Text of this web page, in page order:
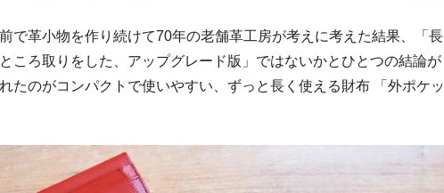
で革小物を作り続けて70年の老舗革工房が考えに考えた結果、「長
ころ取りをした、アップグレード版」ではないかとひとつの結論が
たのがコンパクトで使いやすい、ずっと長く使える財布 「外ポケッ